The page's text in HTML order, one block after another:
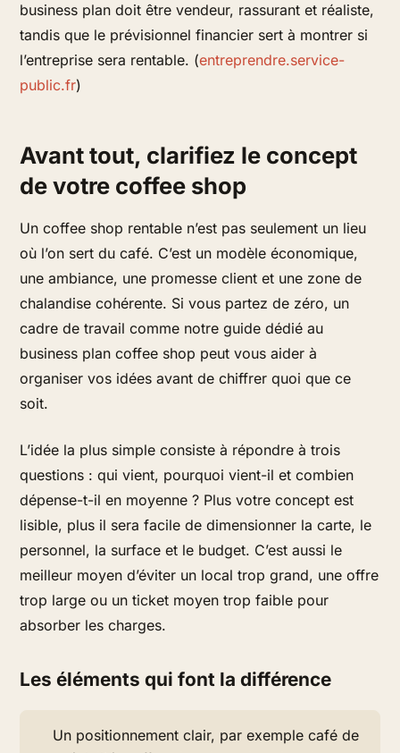
business plan doit être vendeur, rassurant et réaliste,
tandis que le prévisionnel financier sert à montrer si
l’entreprise sera rentable. (entreprendre.service-
public.fr)
Avant tout, clarifiez le concept
de votre coffee shop
Un coffee shop rentable n’est pas seulement un lieu
où l’on sert du café. C’est un modèle économique,
une ambiance, une promesse client et une zone de
chalandise cohérente. Si vous partez de zéro, un
cadre de travail comme notre guide dédié au
business plan coffee shop peut vous aider à
organiser vos idées avant de chiffrer quoi que ce
soit.
L’idée la plus simple consiste à répondre à trois
questions : qui vient, pourquoi vient-il et combien
dépense-t-il en moyenne ? Plus votre concept est
lisible, plus il sera facile de dimensionner la carte, le
personnel, la surface et le budget. C’est aussi le
meilleur moyen d’éviter un local trop grand, une offre
trop large ou un ticket moyen trop faible pour
absorber les charges.
Les éléments qui font la différence
Un positionnement clair, par exemple café de